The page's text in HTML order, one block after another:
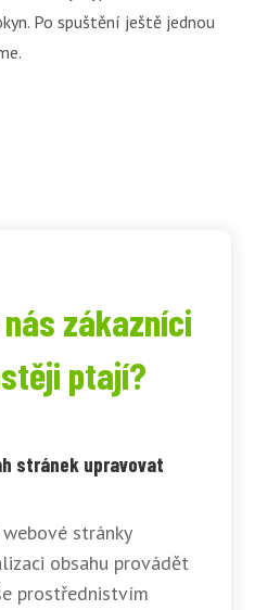
Po spuštění ještě jednou
zákazníci
ptají?
stránek upravovat
stránky
obsahu provádět
prostřednistvím